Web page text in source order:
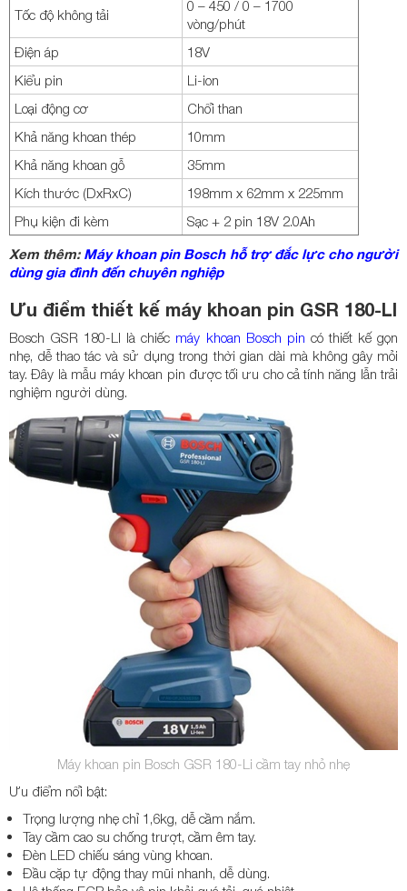
Tốc độ không tải
0 – 450 / 0 – 1700
vòng/phút
Điện áp
18V
Kiểu pin
Li-ion
Loại động cơ
Chổi than
Khả năng khoan thép
10mm
Khả năng khoan gỗ
35mm
Kích thước (DxRxC)
198mm x 62mm x 225mm
Phụ kiện đi kèm
Sạc + 2 pin 18V 2.0Ah
Xem thêm: Máy khoan pin Bosch hỗ trợ đắc lực cho người
dùng gia đình đến chuyên nghiệp
Ưu điểm thiết kế máy khoan pin GSR 180-LI
Bosch GSR 180-LI là chiếc máy khoan Bosch pin có thiết kế gọn
nhẹ, dễ thao tác và sử dụng trong thời gian dài mà không gây mỏi
tay. Đây là mẫu máy khoan pin được tối ưu cho cả tính năng lẫn trải
nghiệm người dùng.
Máy khoan pin Bosch GSR 180-Li cầm tay nhỏ nhẹ
Ưu điểm nổi bật:
Trọng lượng nhẹ chỉ 1,6kg, dễ cầm nắm.
Tay cầm cao su chống trượt, cầm êm tay.
Đèn LED chiếu sáng vùng khoan.
Đầu cặp tự động thay mũi nhanh, dễ dùng.